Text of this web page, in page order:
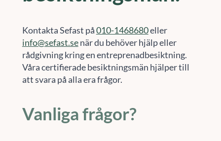
Kontakta Sefast på010-1468680eller
info@sefast.senär du behöver hjälp eller
rådgivning kring en entreprenadbesiktning.
Våra certifierade besiktningsmän hjälper till
att svara på alla era frågor.
Vanliga frågor?